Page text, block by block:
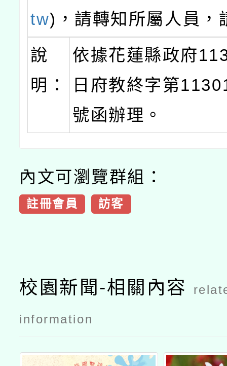
tw)，請轉知所屬人員，
說
明：
依據花蓮縣政府
日府教終字第
號函辦理。
內文可瀏覽群組：
註冊會員 訪客
校園新聞-相關內容
information